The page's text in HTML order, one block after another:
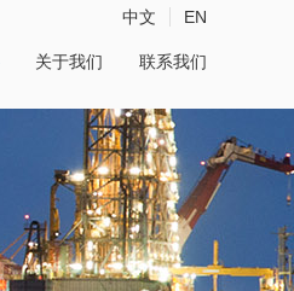
中文 EN
关于我们 联系我们